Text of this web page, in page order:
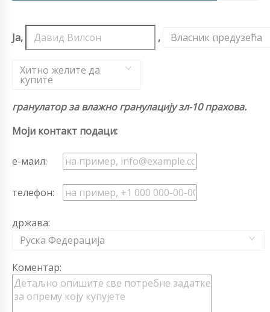
Ја, , Власник предузећа
,
Хитно желите да
купите
гранулатор за влажно гранулацију зл-10 прахова.
Моји контакт подаци:
е-маил:
телефон:
држава:
Руска Федерација
Коментар: